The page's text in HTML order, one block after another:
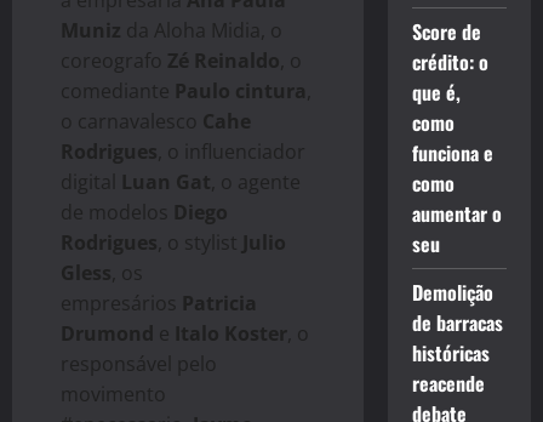
Muniz da Aloha Midia, o
coreografo Zé Reinaldo , o
comediante Paulo cintura
o carnavalesco Cahe
Rodrigues , o influenciador
digital Luan Gat , o agente
de modelos Diego
Rodrigues , o stylist Julio
Gless , os
empresários Patricia
Drumond e Italo Koster , o
responsável pelo
movimento
Score de
crédito: o
que é,
como
funciona e
como
aumentar o
seu
Demolição
de barracas
históricas
reacende
debate